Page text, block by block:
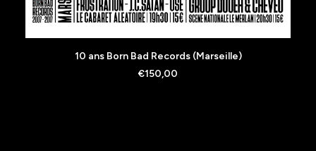
AJOUTER AU PANIER
10 ans Born Bad Records (Marseille)
€150,00